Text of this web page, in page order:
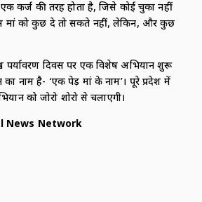
कर्ज की तरह होता है, जिसे कोई चुका नहीं
मां को कुछ दे तो सकते नहीं, लेकिन, और कुछ
पर्यावरण दिवस पर एक विशेष अभियान शुरू
नाम है- ‘एक पेड़ मां के नाम’। पूरे प्रदेश में
को जोरो शोरो से चलाएगी।
News Network